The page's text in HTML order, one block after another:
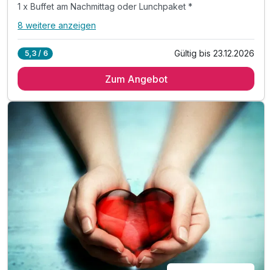
1 x Buffet am Nachmittag oder Lunchpaket *
Alle Inklusivleistungen
1 x reichhaltiges Frühstück vom Buffet
1 x Buffet am Nachmittag oder Lunchpaket *
1 x Schlummertrunk nach dem Abendessen
1 x Viertel Rotwein auf dem Zimmer
inkl. Hallenbad, verschiedene Saunen und Ruheraum
inkl. Leihbademantel
inkl. KONUS-Gästekarte für den ÖPNV
inkl. Wellness-Tees am Buffet
inkl. Parkplatz mit E-Ladesäule
inkl. WLAN
8 weitere anzeigen
5,3 / 6 Gültig bis 23.12.2026
Zum Angebot